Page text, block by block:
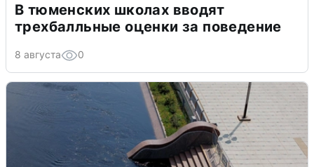
В тюменских школах вводят
трехбалльные оценки за поведение
8 августа 0